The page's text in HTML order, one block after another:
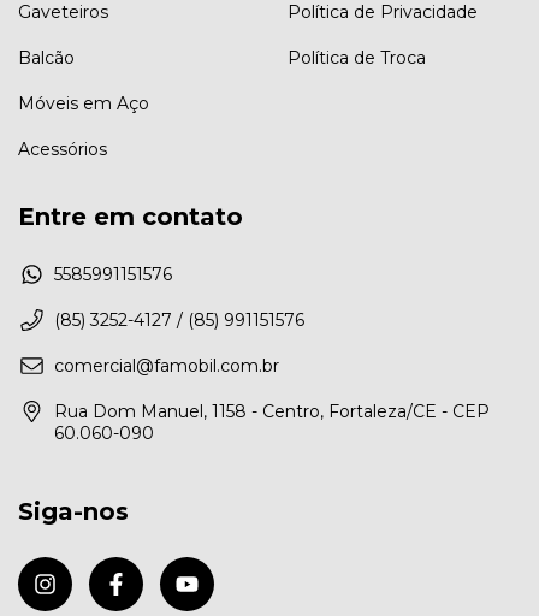
Gaveteiros
Balcão
Móveis em Aço
Acessórios
Política de Privacidade
Política de Troca
Entre em contato
5585991151576
(85) 3252-4127 / (85) 991151576
comercial@famobil.com.br
Rua Dom Manuel, 1158 - Centro, Fortaleza/CE - CEP
60.060-090
Siga-nos